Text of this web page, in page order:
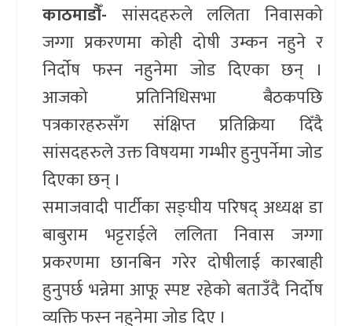
काठमाडौँ- सांसदहरुले ललिता निवासको
जग्गा प्रकरणमा कोही दोषी उम्कन नहुने र
निर्दाेष फस्न नहुनेमा जोड दिएका छन् ।
आजको प्रतिनिधिसभा बैठकपछि
पत्रकारहरुसँग संक्षिप्त प्रतिक्रिया दिँदै
सांसदहरुले उक्त विषयमा गम्भीर हुनुपर्नेमा जोड
दिएका छन् ।
समाजवादी पार्टीका सङ्घीय परिषद् अध्यक्ष डा
बाबुराम भट्टराईले ललिता निवास जग्गा
प्रकरणमा छानबिन गरेर दोषीलाई कारबाही
हुनुपर्छ भन्नेमा आफू स्पष्ट रहेको बताउँदै निर्दाेष
व्यक्ति फस्न नहुनेमा जोड दिए ।